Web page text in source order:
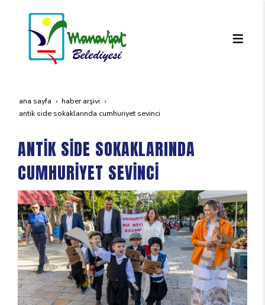
ana sayfa
haber arşivi
anti̇k si̇de sokaklarinda cumhuri̇yet sevi̇nci̇
ANTİK SİDE SOKAKLARINDA
CUMHURİYET SEVİNCİ